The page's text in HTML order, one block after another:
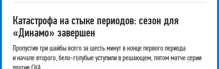
Катастрофа на стыке периодов: сезон для
«Динамо» завершен
Пропустив три шайбы всего за шесть минут в конце первого периода
и начале второго, бело-голубые уступили в решающем, пятом матче серии